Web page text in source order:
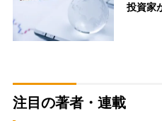
投資家
注目の著者・連載